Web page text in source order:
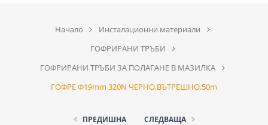
Начало
Инсталационни материали
ГОФРИРАНИ ТРЪБИ
ГОФРИРАНИ ТРЪБИ ЗА ПОЛАГАНЕ В МАЗИЛКА
ГОФРЕ Ф19mm 320N ЧЕРНО,ВЪТРЕШНО,50m
ПРЕДИШНА СЛЕДВАЩА